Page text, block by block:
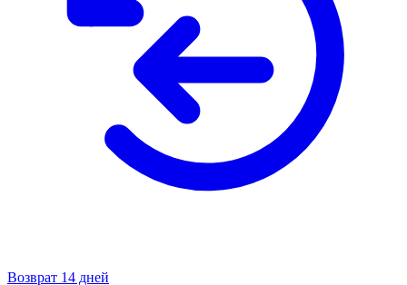
Возврат 14 дней